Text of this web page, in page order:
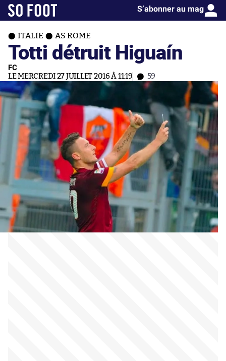
S’abonner au mag
ITALIE AS ROME
Totti détruit Higuaín
FC
LE MERCREDI 27 JUILLET 2016 À 11:19 59